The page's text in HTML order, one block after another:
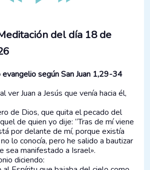
del día 18 de
según San Juan 1,29-34
ver Juan a Jesús que venía hacia él,
de Dios, que quita el pecado del
de quien yo dije: “Tras de mí viene
por delante de mí, porque existía
lo conocía, pero he salido a bautizar
sea manifestado a Israel».
diciendo: